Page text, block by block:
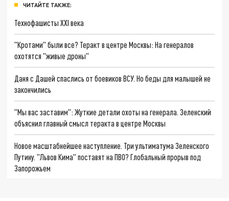
ЧИТАЙТЕ ТАКЖЕ:
Технофашисты XXI века
"Кротами" были все? Теракт в центре Москвы: На генералов
охотятся "живые дроны"
Даня с Дашей спаслись от боевиков ВСУ. Но беды для малышей не
закончились
"Мы вас заставим": Жуткие детали охоты на генерала. Зеленский
объяснил главный смысл теракта в центре Москвы
Новое масштабнейшее наступление. Три ультиматума Зеленского
Путину. "Львов Кима" поставят на ПВО? Глобальный прорыв под
Запорожьем